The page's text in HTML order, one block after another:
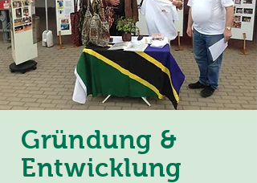
Gründung &
Entwicklung